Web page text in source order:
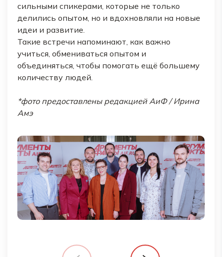
сильными спикерами, которые не только
делились опытом, но и вдохновляли на новые
идеи и развитие.
Такие встречи напоминают, как важно
учиться, обмениваться опытом и
объединяться, чтобы помогать ещё большему
количеству людей.
*фото предоставлены редакцией АиФ / Ирина
Амэ